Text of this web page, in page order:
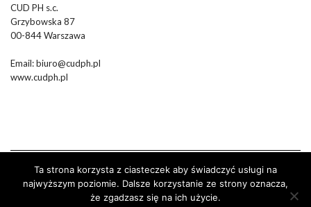
CUD PH s.c.
Grzybowska 87
00-844 Warszawa
Email:biuro@cudph.pl
www.cudph.pl
Wykonanie :Strony Internetowe Białystok Dr Pixel
Ta strona korzysta z ciasteczek aby świadczyć usługi na
najwyższym poziomie. Dalsze korzystanie ze strony oznacza,
że zgadzasz się na ich użycie.